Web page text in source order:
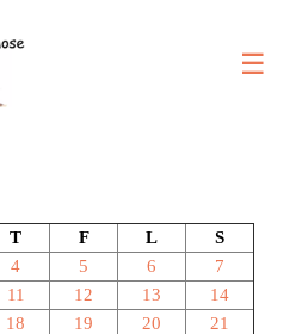
☰
T F L
S
4 5 6
7
11 12 13
14
18 19 20
21